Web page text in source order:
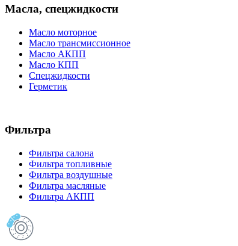
Масла, спецжидкости
Масло моторное
Масло трансмиссионное
Масло АКПП
Масло КПП
Спецжидкости
Герметик
Фильтра
Фильтра салона
Фильтра топливные
Фильтра воздушные
Фильтра масляные
Фильтра АКПП